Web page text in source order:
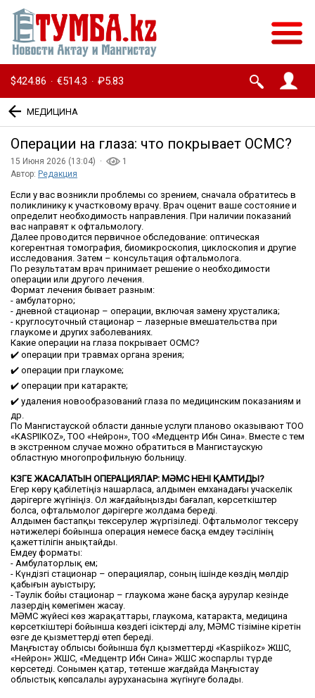
$424.86 · €514.3 · ₽5.83
МЕДИЦИНА
Операции на глаза: что покрывает ОСМС?
15 Июня 2026 (13:04) ·
1
Автор: Редакция
Если у вас возникли проблемы со зрением, сначала обратитесь в
поликлинику к участковому врачу. Врач оценит ваше состояние и
определит необходимость направления. При наличии показаний
вас направят к офтальмологу.
Далее проводится первичное обследование: оптическая
когерентная томография, биомикроскопия, циклоскопия и другие
исследования. Затем – консультация офтальмолога.
По результатам врач принимает решение о необходимости
операции или другого лечения.
Формат лечения бывает разным:
- амбулаторно;
- дневной стационар – операции, включая замену хрусталика;
- круглосуточный стационар – лазерные вмешательства при
глаукоме и других заболеваниях.
Какие операции на глаза покрывает ОСМС?
✔️ операции при травмах органа зрения;
✔️ операции при глаукоме;
✔️ операции при катаракте;
✔️ удаления новообразований глаза по медицинским показаниям и
др.
По Мангистауской области данные услуги планово оказывают ТОО
«KASPIIKOZ», ТОО «Нейрон», ТОО «Медцентр Ибн Сина». Вместе с тем
в экстренном случае можно обратиться в Мангистаускую
областную многопрофильную больницу.
КӨЗГЕ ЖАСАЛАТЫН ОПЕРАЦИЯЛАР: МӘМС НЕНІ ҚАМТИДЫ?
Егер көру қабілетіңіз нашарласа, алдымен емханадағы учаскелік
дәрігерге жүгініңіз. Ол жағдайыңызды бағалап, көрсеткіштер
болса, офтальмолог дәрігерге жолдама береді.
Алдымен бастапқы тексерулер жүргізіледі. Офтальмолог тексеру
нәтижелері бойынша операция немесе басқа емдеу тәсілінің
қажеттілігін анықтайды.
Емдеу форматы:
- Амбулаторлық ем;
- Күндізгі стационар – операциялар, соның ішінде көздің мөлдір
қабығын ауыстыру;
- Тәулік бойы стационар – глаукома және басқа аурулар кезінде
лазердің көмегімен жасау.
МӘМС жүйесі көз жарақаттары, глаукома, катаракта, медицина
көрсеткіштері бойынша көздегі ісіктерді алу, МӘМС тізіміне кіретін
өзге де қызметтерді өтеп береді.
Маңғыстау облысы бойынша бұл қызметтерді «Kaspiikoz» ЖШС,
«Нейрон» ЖШС, «Медцентр Ибн Сина» ЖШС жоспарлы түрде
көрсетеді. Сонымен қатар, төтенше жағдайда Маңғыстау
облыстық көпсалалы ауруханасына жүгінуге болады.